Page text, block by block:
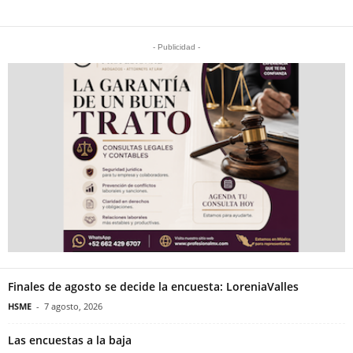
- Publicidad -
Finales de agosto se decide la encuesta: LoreniaValles
HSME - 7 agosto, 2026
Las encuestas a la baja